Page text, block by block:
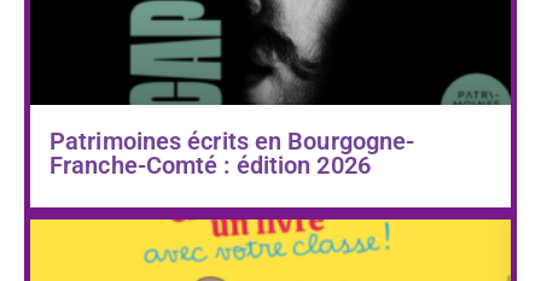
Patrimoines écrits en Bourgogne-
Franche-Comté : édition 2026